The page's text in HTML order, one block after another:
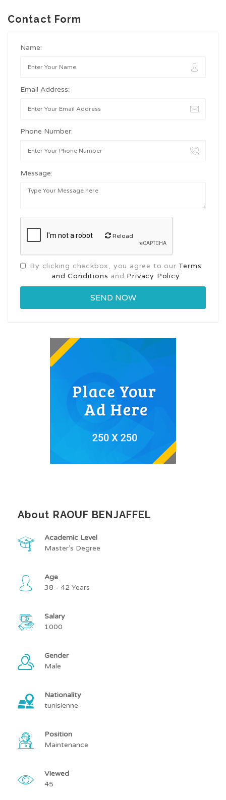
Contact Form
Name:
Email Address:
Phone Number:
Message:
Reload
By clicking checkbox, you agree to ourTerms
and Conditions and Privacy Policy
About RAOUF BENJAFFEL
Academic Level
Master’s Degree
Age
38 - 42 Years
Salary
1000
Gender
Male
Nationality
tunisienne
Position
Maintenance
Viewed
45